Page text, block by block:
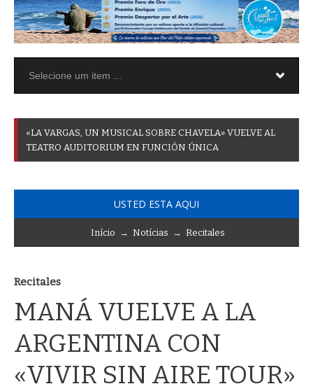
«LA VARGAS UN MUSICAL SOBRE CHAVELA» VUELVE AL
TEATRO AUDITORIUM EN FUNCIÓN ÚNICA
USTED ESTA AQUI
Início → Notícias → Recitales
Recitales
MANÁ VUELVE A LA
ARGENTINA CON
«VIVIR SIN AIRE TOUR»